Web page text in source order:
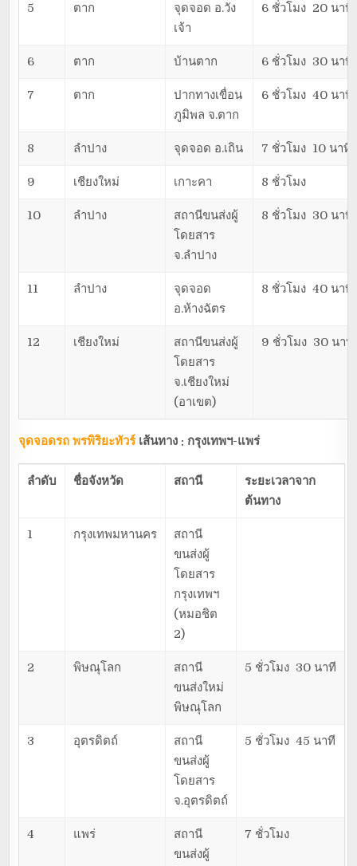
5 ตาก
จุดจอด อ.วัง
เจ้า
6 ชั่วโมง 20 นาที
6 ตาก บ้านตาก 6 ชั่วโมง 30 นาที
7 ตาก
ปากทางเขื่อน
ภูมิพล จ.ตาก
6 ชั่วโมง 40 นาที
8 ลำปาง จุดจอด อ.เถิน 7 ชั่วโมง 10 นาที
9 เชียงใหม่ เกาะคา 8 ชั่วโมง
10 ลำปาง
สถานีขนส่งผู้
โดยสาร
จ.ลำปาง
8 ชั่วโมง 30 นาที
11 ลำปาง
จุดจอด
อ.ห้างฉัตร
8 ชั่วโมง 40 นาที
12 เชียงใหม่
สถานีขนส่งผู้
โดยสาร
จ.เชียงใหม่
(อาเขต)
9 ชั่วโมง 30 นาที
จุดจอดรถ พรพิริยะทัวร์เส้นทาง : กรุงเทพฯ-แพร่
ลำดับ ชื่อจังหวัด สถานี
ระยะเวลาจาก
ต้นทาง
1 กรุงเทพมหานคร
สถานี
ขนส่งผู้
โดยสาร
กรุงเทพฯ
(หมอชิต
2)
2 พิษณุโลก
สถานี
ขนส่งใหม่
พิษณุโลก
5 ชั่วโมง 30 นาที
3 อุตรดิตถ์
สถานี
ขนส่งผู้
โดยสาร
จ.อุตรดิตถ์
5 ชั่วโมง 45 นาที
4 แพร่
สถานี
ขนส่งผู้
7 ชั่วโมง